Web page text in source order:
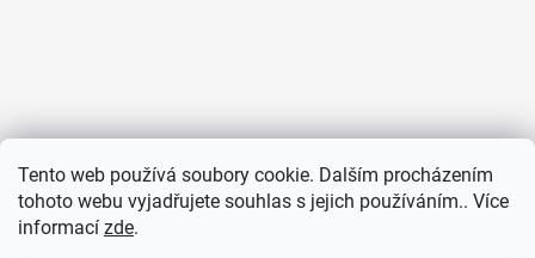
Tento web používá soubory cookie. Dalším procházením
tohoto webu vyjadřujete souhlas s jejich používáním.. Více
informací zde.